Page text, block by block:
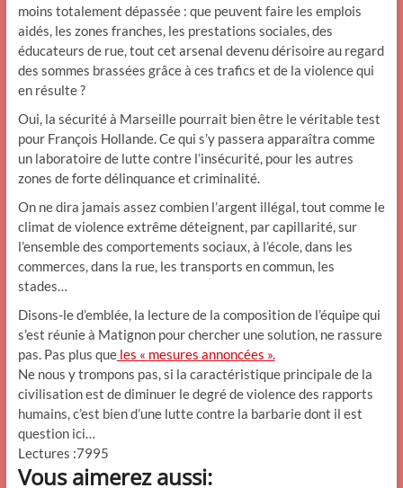
moins totalement dépassée : que peuvent faire les emplois
aidés, les zones franches, les prestations sociales, des
éducateurs de rue, tout cet arsenal devenu dérisoire au regard
des sommes brassées grâce à ces trafics et de la violence qui
en résulte ?
Oui, la sécurité à Marseille pourrait bien être le véritable test
pour François Hollande. Ce qui s’y passera apparaîtra comme
un laboratoire de lutte contre l’insécurité, pour les autres
zones de forte délinquance et criminalité.
On ne dira jamais assez combien l’argent illégal, tout comme le
climat de violence extrême déteignent, par capillarité, sur
l’ensemble des comportements sociaux, à l’école, dans les
commerces, dans la rue, les transports en commun, les
stades…
Disons-le d’emblée, la lecture de la composition de l’équipe qui
s’est réunie à Matignon pour chercher une solution, ne rassure
pas. Pas plus queles « mesures annoncées ».
Ne nous y trompons pas, si la caractéristique principale de la
civilisation est de diminuer le degré de violence des rapports
humains, c’est bien d’une lutte contre la barbarie dont il est
question ici…
Lectures :7995
Vous aimerez aussi: